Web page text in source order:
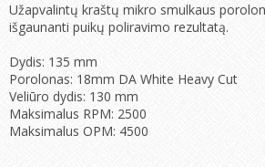
Užapvalintų kraštų mikro smulkaus
išgaunanti puikų poliravimo rezultatą.
Dydis: 135 mm
Porolonas: 18mm DA White Heavy Cut
Veliūro dydis: 130 mm
Maksimalus RPM: 2500
Maksimalus OPM: 4500